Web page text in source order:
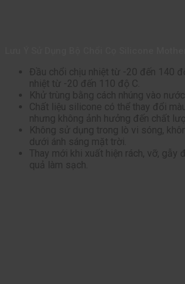
Đầu chổi chịu nhiệt từ -20 đến 140
nhiệt từ -20 đến 110 độ C.
Khử trùng bằng cách nhúng vào
Chất liệu silicone có thể thay đổi
nhưng không ảnh hưởng đến chất
Không sử dụng trong lò vi sóng,
dưới ánh sáng mặt trời.
Thay mới khi xuất hiện rách, vỡ, gẫy
quả làm sạch.